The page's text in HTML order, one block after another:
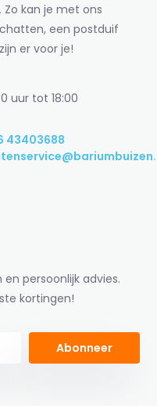
kan je met ons
een postduif
er voor je!
uur tot 18:00
43403688
persoonlijk advies.
kortingen!
Abonneer